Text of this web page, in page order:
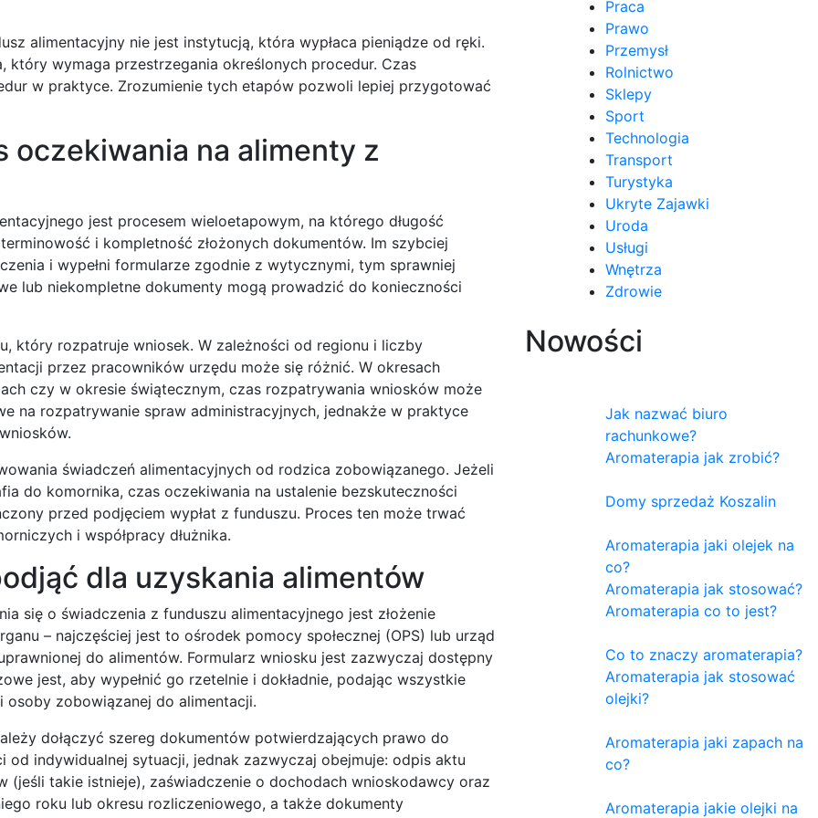
alimentacyjny nie jest instytucją, która wypłaca pieniądze od ręki.
wymaga przestrzegania określonych procedur. Czas
w praktyce. Zrozumienie tych etapów pozwoli lepiej przygotować
oczekiwania na alimenty z
jest procesem wieloetapowym, na którego długość
i kompletność złożonych dokumentów. Im szybciej
i wypełni formularze zgodnie z wytycznymi, tym sprawniej
lub niekompletne dokumenty mogą prowadzić do konieczności
który rozpatruje wniosek. W zależności od regionu i liczby
przez pracowników urzędu może się różnić. W okresach
czy w okresie świątecznym, czas rozpatrywania wniosków może
na rozpatrywanie spraw administracyjnych, jednakże w praktyce
świadczeń alimentacyjnych od rodzica zobowiązanego. Jeżeli
do komornika, czas oczekiwania na ustalenie bezskuteczności
przed podjęciem wypłat z funduszu. Proces ten może trwać
i współpracy dłużnika.
dla uzyskania alimentów
się o świadczenia z funduszu alimentacyjnego jest złożenie
– najczęściej jest to ośrodek pomocy społecznej (OPS) lub urząd
do alimentów. Formularz wniosku jest zazwyczaj dostępny
jest, aby wypełnić go rzetelnie i dokładnie, podając wszystkie
zobowiązanej do alimentacji.
dołączyć szereg dokumentów potwierdzających prawo do
indywidualnej sytuacji, jednak zazwyczaj obejmuje: odpis aktu
(jeśli takie istnieje), zaświadczenie o dochodach wnioskodawcy oraz
roku lub okresu rozliczeniowego, a także dokumenty
Praca
Prawo
Przemysł
Rolnictwo
Sklepy
Sport
Technologia
Transport
Turystyka
Ukryte Zajawki
Uroda
Usługi
Wnętrza
Zdrowie
Nowości
Jak nazwać biuro
rachunkowe?
Aromaterapia jak zrobić?
Domy sprzedaż Koszalin
Aromaterapia jaki olejek na
co?
Aromaterapia jak stosować?
Aromaterapia co to jest?
Co to znaczy aromaterapia?
Aromaterapia jak stosować
olejki?
Aromaterapia jaki zapach na
co?
Aromaterapia jakie olejki na